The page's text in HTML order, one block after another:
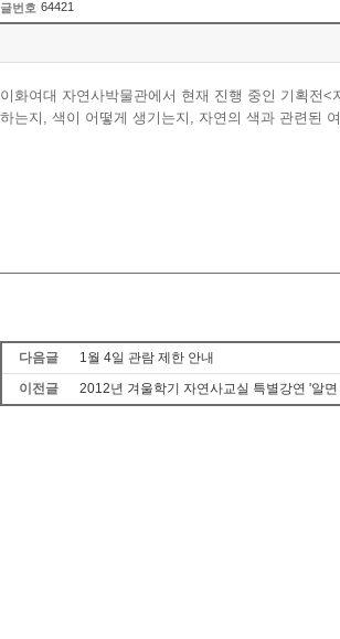
글번호 64421
이화여대 자연사박물관에서 현재 진행 중인 기획전
하는지, 색이 어떻게 생기는지, 자연의 색과 관련된
다음글
1월 4일 관람 제한 안내
이전글
2012년 겨울학기 자연사교실 특별강연 '알면